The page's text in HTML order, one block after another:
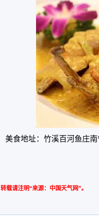
美食地址：竹溪百河鱼庄
转载请注明“来源：中国天气网”。